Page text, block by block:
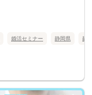
婚活セミナー 静岡県 静